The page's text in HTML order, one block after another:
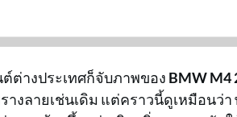
ต่างประเทศก็จับภาพของ BMW M4
งลายเช่นเดิม แต่คราวนี้ดูเหมือนว่า